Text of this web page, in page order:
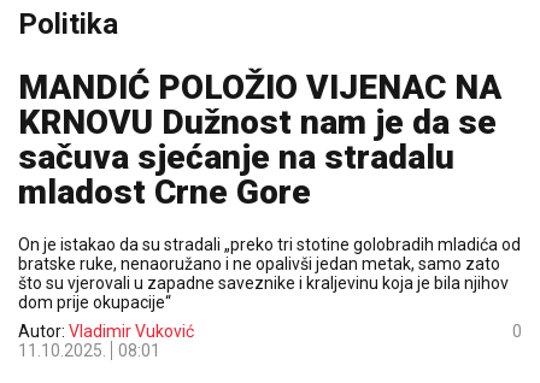
Politika
MANDIĆ POLOŽIO VIJENAC NA
KRNOVU Dužnost nam je da se
sačuva sjećanje na stradalu
mladost Crne Gore
On je istakao da su stradali „preko tri stotine golobradih mladića od
bratske ruke, nenaoružano i ne opalivši jedan metak, samo zato
što su vjerovali u zapadne saveznike i kraljevinu koja je bila njihov
dom prije okupacije“
Autor: Vladimir Vuković
11.10.2025.
08:01
0